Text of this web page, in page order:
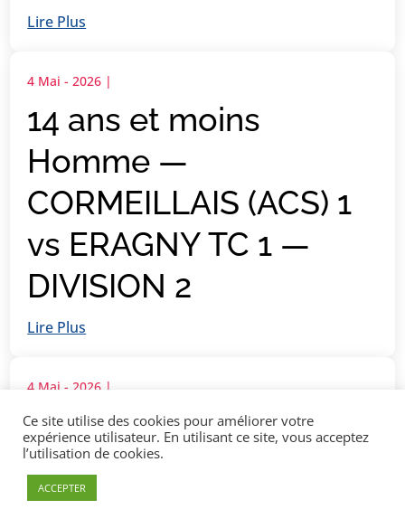
Lire Plus
14 ans et moins
Homme —
CORMEILLAIS (ACS) 1
vs ERAGNY TC 1 —
DIVISION 2
4 Mai - 2026 |
Lire Plus
18 ans et moins
Femme —
CORMEILLAIS (ACS) 1
4 Mai - 2026 |
Ce site utilise des cookies pour améliorer votre
expérience utilisateur. En utilisant ce site, vous acceptez
l’utilisation de cookies.
ACCEPTER